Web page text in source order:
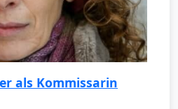
als Kommissarin